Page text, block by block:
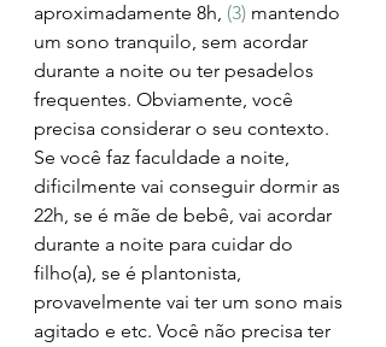
aproximadamente 8h, (3) mantendo
um sono tranquilo, sem acordar
durante a noite ou ter pesadelos
frequentes. Obviamente, você
precisa considerar o seu contexto.
Se você faz faculdade a noite,
dificilmente vai conseguir dormir as
22h, se é mãe de bebê, vai acordar
durante a noite para cuidar do
filho(a), se é plantonista,
provavelmente vai ter um sono mais
agitado e etc. Você não precisa ter